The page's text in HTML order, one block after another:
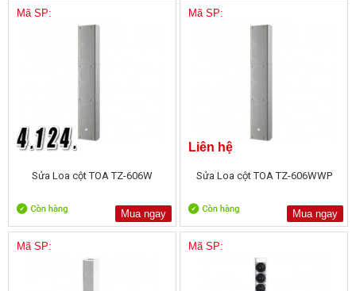
Mã SP:
Sửa Loa cột TOA TZ-606W
Mua ngay
Mã SP:
Liên hệ
Sửa Loa cột TOA TZ-606WWP
Mua ngay
Mã SP: Mã SP: